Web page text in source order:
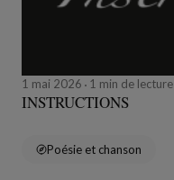
1 mai 2026 1 min de lecture
INSTRUCTIONS
Poésie et chanson